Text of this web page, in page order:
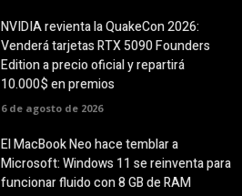
NVIDIA revienta la QuakeCon 2026:
Venderá tarjetas RTX 5090 Founders
Edition a precio oficial y repartirá
10.000$ en premios
6 de agosto de 2026
El MacBook Neo hace temblar a
Microsoft: Windows 11 se reinventa para
funcionar fluido con 8 GB de RAM